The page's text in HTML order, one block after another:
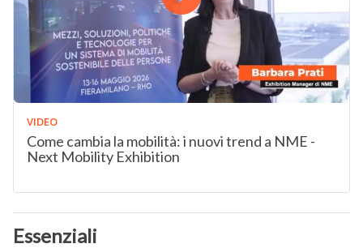
VIDEO
Come cambia la mobilità: i nuovi trend a NME -
Next Mobility Exhibition
Essenziali